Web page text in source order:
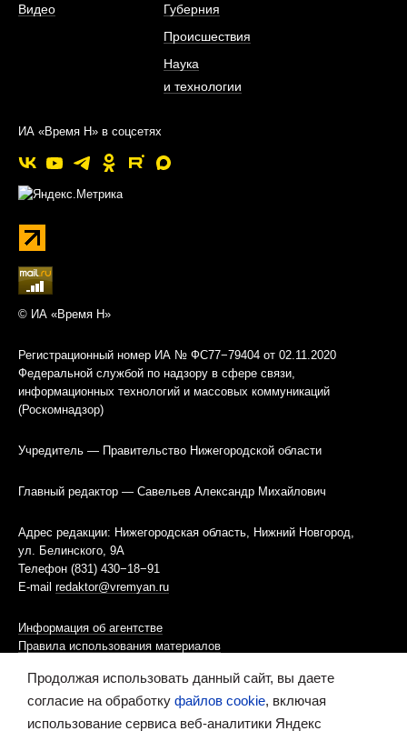
Видео
Губерния
Происшествия
Наука
и технологии
ИА «Время Н» в соцсетях
© ИА «Время Н»
Регистрационный номер ИА № ФС77−79404 от 02.11.2020
Федеральной службой по надзору в сфере связи,
информационных технологий и массовых коммуникаций
(Роскомнадзор)
Учредитель — Правительство Нижегородской области
Главный редактор — Савельев Александр Михайлович
Адрес редакции: Нижегородская область, Нижний Новгород,
ул. Белинского, 9А
Телефон (831) 430−18−91
E-mail redaktor@vremyan.ru
Информация об агентстве
Правила использования материалов
Информационная политика использования «cookies»-файлов
Ресурс содержит материалы 16+
Продолжая использовать данный сайт, вы даете
согласие на обработку файлов cookie, включая
использование сервиса веб-аналитики Яндекс